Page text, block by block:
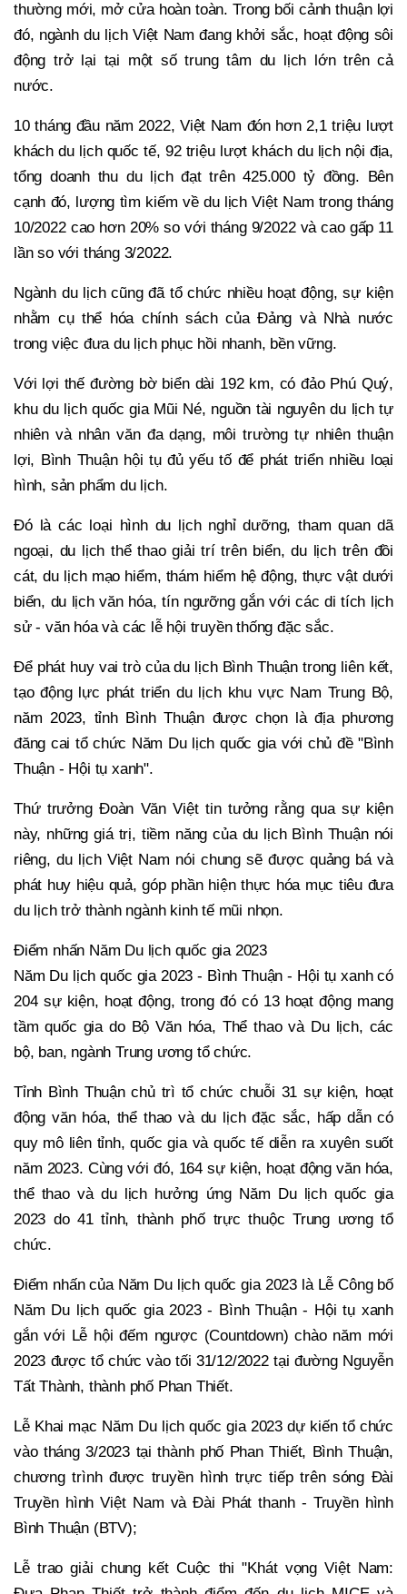
thường mới, mở cửa hoàn toàn. Trong bối cảnh thuận lợi
đó, ngành du lịch Việt Nam đang khởi sắc, hoạt động sôi
động trở lại tại một số trung tâm du lịch lớn trên cả
nước.
10 tháng đầu năm 2022, Việt Nam đón hơn 2,1 triệu lượt
khách du lịch quốc tế, 92 triệu lượt khách du lịch nội địa,
tổng doanh thu du lịch đạt trên 425.000 tỷ đồng. Bên
cạnh đó, lượng tìm kiếm về du lịch Việt Nam trong tháng
10/2022 cao hơn 20% so với tháng 9/2022 và cao gấp 11
lần so với tháng 3/2022.
Ngành du lịch cũng đã tổ chức nhiều hoạt động, sự kiện
nhằm cụ thể hóa chính sách của Đảng và Nhà nước
trong việc đưa du lịch phục hồi nhanh, bền vững.
Với lợi thế đường bờ biển dài 192 km, có đảo Phú Quý,
khu du lịch quốc gia Mũi Né, nguồn tài nguyên du lịch tự
nhiên và nhân văn đa dạng, môi trường tự nhiên thuận
lợi, Bình Thuận hội tụ đủ yếu tố để phát triển nhiều loại
hình, sản phẩm du lịch.
Đó là các loại hình du lịch nghỉ dưỡng, tham quan dã
ngoại, du lịch thể thao giải trí trên biển, du lịch trên đồi
cát, du lịch mạo hiểm, thám hiểm hệ động, thực vật dưới
biển, du lịch văn hóa, tín ngưỡng gắn với các di tích lịch
sử - văn hóa và các lễ hội truyền thống đặc sắc.
Để phát huy vai trò của du lịch Bình Thuận trong liên kết,
tạo động lực phát triển du lịch khu vực Nam Trung Bộ,
năm 2023, tỉnh Bình Thuận được chọn là địa phương
đăng cai tổ chức Năm Du lịch quốc gia với chủ đề "Bình
Thuận - Hội tụ xanh".
Thứ trưởng Đoàn Văn Việt tin tưởng rằng qua sự kiện
này, những giá trị, tiềm năng của du lịch Bình Thuận nói
riêng, du lịch Việt Nam nói chung sẽ được quảng bá và
phát huy hiệu quả, góp phần hiện thực hóa mục tiêu đưa
du lịch trở thành ngành kinh tế mũi nhọn.
Điểm nhấn Năm Du lịch quốc gia 2023
Năm Du lịch quốc gia 2023 - Bình Thuận - Hội tụ xanh có
204 sự kiện, hoạt động, trong đó có 13 hoạt động mang
tầm quốc gia do Bộ Văn hóa, Thể thao và Du lịch, các
bộ, ban, ngành Trung ương tổ chức.
Tỉnh Bình Thuận chủ trì tổ chức chuỗi 31 sự kiện, hoạt
động văn hóa, thể thao và du lịch đặc sắc, hấp dẫn có
quy mô liên tỉnh, quốc gia và quốc tế diễn ra xuyên suốt
năm 2023. Cùng với đó, 164 sự kiện, hoạt động văn hóa,
thể thao và du lịch hưởng ứng Năm Du lịch quốc gia
2023 do 41 tỉnh, thành phố trực thuộc Trung ương tổ
chức.
Điểm nhấn của Năm Du lịch quốc gia 2023 là Lễ Công bố
Năm Du lịch quốc gia 2023 - Bình Thuận - Hội tụ xanh
gắn với Lễ hội đếm ngược (Countdown) chào năm mới
2023 được tổ chức vào tối 31/12/2022 tại đường Nguyễn
Tất Thành, thành phố Phan Thiết.
Lễ Khai mạc Năm Du lịch quốc gia 2023 dự kiến tổ chức
vào tháng 3/2023 tại thành phố Phan Thiết, Bình Thuận,
chương trình được truyền hình trực tiếp trên sóng Đài
Truyền hình Việt Nam và Đài Phát thanh - Truyền hình
Bình Thuận (BTV);
Lễ trao giải chung kết Cuộc thi "Khát vọng Việt Nam: